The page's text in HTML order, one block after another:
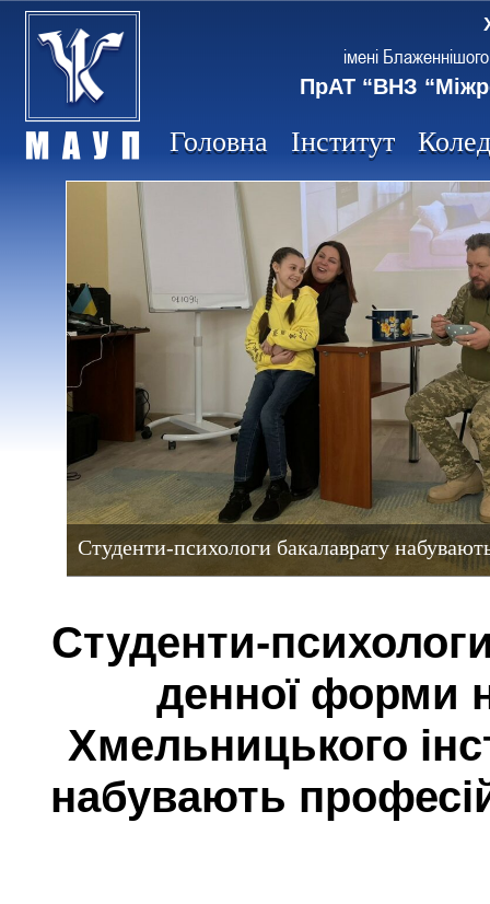
імені
ПрАТ “ВНЗ
Головна Інститут
Студенти-психологи бакалаврату
Студенти-
денної форми
Хмельницького
набувають